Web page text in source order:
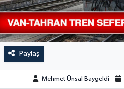
Paylaş
Mehmet Ünsal Baygeldi
KÜLTÜR-SANAT
MAGAZİN